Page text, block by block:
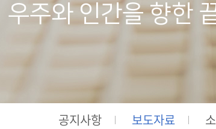
우주와 인간을 향한
공지사항 보도자료